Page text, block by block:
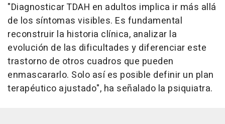
"Diagnosticar TDAH en adultos implica ir más allá
de los síntomas visibles. Es fundamental
reconstruir la historia clínica, analizar la
evolución de las dificultades y diferenciar este
trastorno de otros cuadros que pueden
enmascararlo. Solo así es posible definir un plan
terapéutico ajustado", ha señalado la psiquiatra.